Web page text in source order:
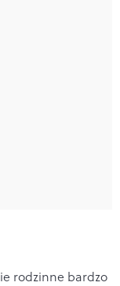
rodzinne bardzo